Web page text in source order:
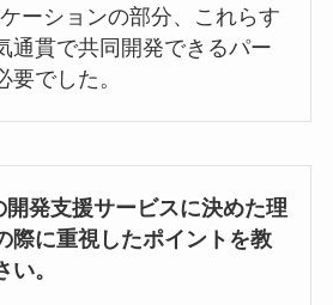
ーションの部分、これらす
通貫で共同開発できるパー
要でした。
発支援サービスに決めた理
際に重視したポイントを教
い。